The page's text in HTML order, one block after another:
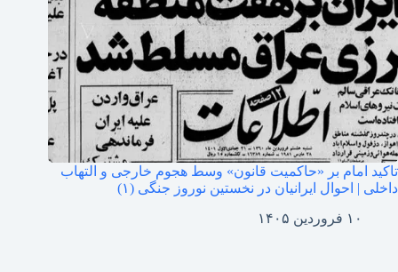
تاکید امام بر «حاکمیت قانون» وسط هجوم خارجی و التهاب
داخلی | احوال ایرانیان در نخستین نوروز جنگی (۱)
۱۰ فروردین ۱۴۰۵